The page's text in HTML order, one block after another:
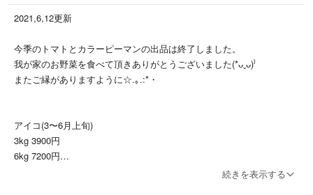
2021,6,12更新
今季のトマトとカラーピーマンの出品は終了しました。
我が家のお野菜を食べて頂きありがとうございました(*ᴗˬᴗ)⁾
またご縁がありますように☆.｡.:*・
アイコ(3〜6月上旬)
3kg 3900円
6kg 7200円
続きを表示する